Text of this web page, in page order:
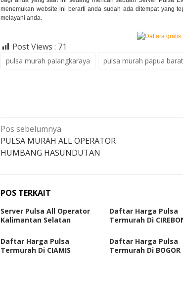
menemukan website ini berarti anda sudah ada ditempat yang
melayani anda.
Post Views : 71
pulsa murah palangkaraya pulsa murah papua barat
Navigasi
pos
Pos sebelumnya
PULSA MURAH ALL OPERATOR
HUMBANG HASUNDUTAN
POS TERKAIT
Server Pulsa All Operator
Kalimantan Selatan
Daftar Harga Pulsa
Termurah Di
Daftar Harga Pulsa
Termurah Di CIAMIS
Daftar Harga Pulsa
Termurah Di BOGOR